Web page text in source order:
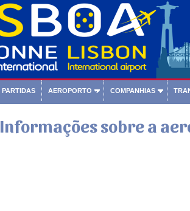
PARTIDAS AEROPORTO COMPANHIAS
Informações sobre a